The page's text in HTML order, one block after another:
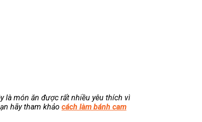
là món ăn được rất nhiều yêu thích vì
hãy tham khảo cách làm bánh cam